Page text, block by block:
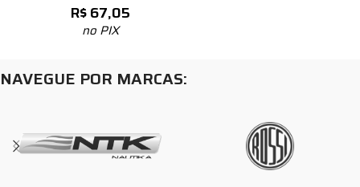
R$67,05
no PIX
NAVEGUE POR MARCAS: